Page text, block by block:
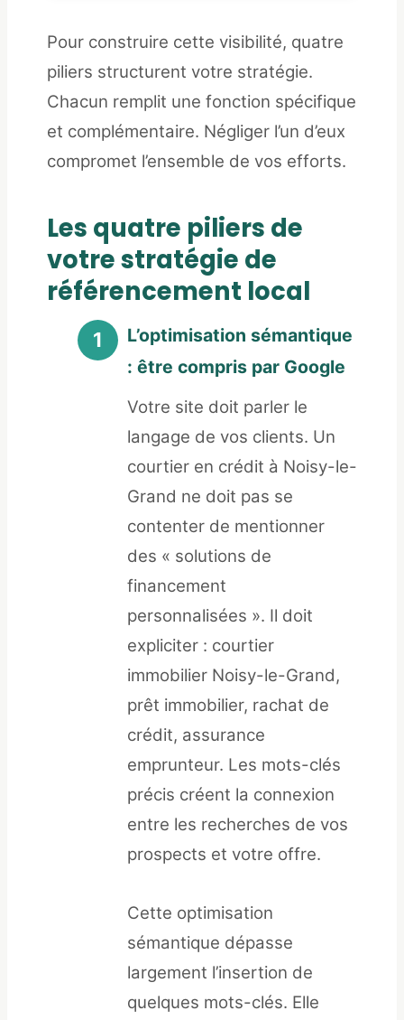
Pour construire cette visibilité, quatre
piliers structurent votre stratégie.
Chacun remplit une fonction spécifique
et complémentaire. Négliger l’un d’eux
compromet l’ensemble de vos efforts.
Les quatre piliers de
votre stratégie de
référencement local
L’optimisation sémantique
: être compris par Google
Votre site doit parler le
langage de vos clients. Un
courtier en crédit à Noisy-le-
Grand ne doit pas se
contenter de mentionner
des « solutions de
financement
personnalisées ». Il doit
expliciter : courtier
immobilier Noisy-le-Grand,
prêt immobilier, rachat de
crédit, assurance
emprunteur. Les mots-clés
précis créent la connexion
entre les recherches de vos
prospects et votre offre.
Cette optimisation
sémantique dépasse
largement l’insertion de
quelques mots-clés. Elle